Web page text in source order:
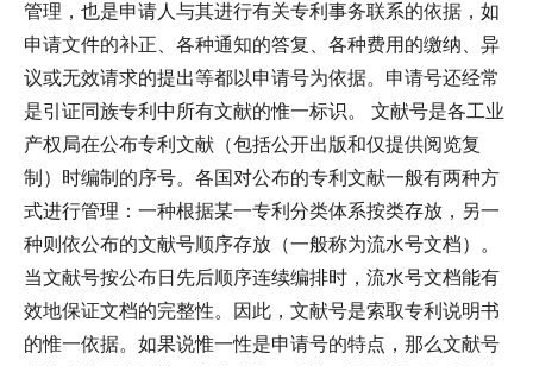
管理，也是申请人与其进行有关专利事务联系的依据，如
申请文件的补正、各种通知的答复、各种费用的缴纳、异
议或无效请求的提出等都以申请号为依据。申请号还经常
是引证同族专利中所有文献的惟一标识。 文献号是各工业
产权局在公布专利文献（包括公开出版和仅提供阅览复
制）时编制的序号。各国对公布的专利文献一般有两种方
式进行管理：一种根据某一专利分类体系按类存放，另一
种则依公布的文献号顺序存放（一般称为流水号文档）。
当文献号按公布日先后顺序连续编排时，流水号文档能有
效地保证文档的完整性。因此，文献号是索取专利说明书
的惟一依据。如果说惟一性是申请号的特点，那么文献号